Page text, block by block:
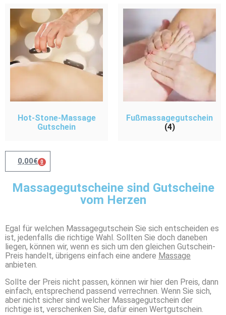
Hot-Stone-Massage
Gutschein
Fußmassagegutschein
(4)
0,00€ 0
Massagegutscheine sind Gutscheine
vom Herzen
Egal für welchen Massagegutschein Sie sich entscheiden es
ist, jedenfalls die richtige Wahl. Sollten Sie doch daneben
liegen, können wir, wenn es sich um den gleichen Gutschein-
Preis handelt, übrigens einfach eine andere Massage
anbieten.
Sollte der Preis nicht passen, können wir hier den Preis, dann
einfach, entsprechend passend verrechnen. Wenn Sie sich,
aber nicht sicher sind welcher Massagegutschein der
richtige ist, verschenken Sie, dafür einen Wertgutschein.